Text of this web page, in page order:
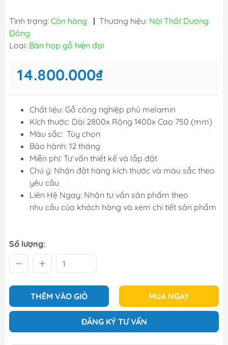
Tình trạng: Còn hàng | Thương hiệu: Nội Thất Dương
Đông
Loại: Bàn họp gỗ hiện đại
14.800.000₫
Chất liệu: Gỗ công nghiệp phủ melamin
Kích thước: Dài 2800x Rộng 1400x Cao 750 (mm)
Màu sắc: Tùy chọn
Bảo hành: 12 tháng
Miễn phí: Tư vấn thiết kế và lắp đặt
Chú ý: Nhận đặt hàng kích thước và màu sắc theo
yêu cầu
Liên Hệ Ngay: Nhận tư vấn sản phẩm theo
nhu cầu của khách hàng và xem chi tiết sản phẩm
Số lượng:
THÊM VÀO GIỎ MUA NGAY
ĐĂNG KÝ TƯ VẤN